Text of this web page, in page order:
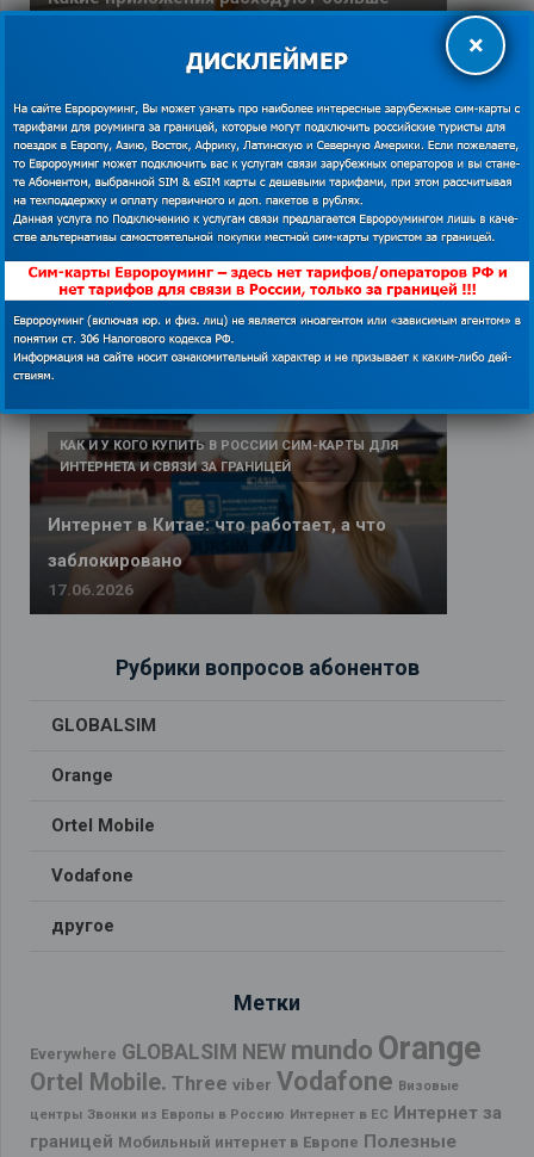
eSIM или SIM-карта: что выбрать туристу
в 2026 году
ПОЛЕЗНЫЕ ОБЗОРЫ ДЛЯ ПУТЕШЕСТВЕННИКОВ
25.06.2026
Интернет в Китае: что работает, а что
заблокировано
КАК И У КОГО КУПИТЬ В РОССИИ СИМ-КАРТЫ ДЛЯ
ИНТЕРНЕТА И СВЯЗИ ЗА ГРАНИЦЕЙ
17.06.2026
Рубрики вопросов абонентов
GLOBALSIM
Orange
Ortel Mobile
Vodafone
другое
Метки
Everywhere GLOBALSIM NEW mundo Orange
Ortel Mobile. Three viber Vodafone Визовые
центры Звонки из Европы в Россию Интернет в ЕС Интернет за
границей Мобильный интернет в Европе Полезные
×